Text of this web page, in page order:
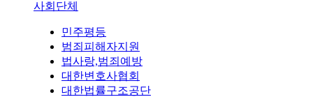
사회단체
민주평등
범죄피해자지원
법사랑,범죄예방
대한변호사협회
대한법률구조공단